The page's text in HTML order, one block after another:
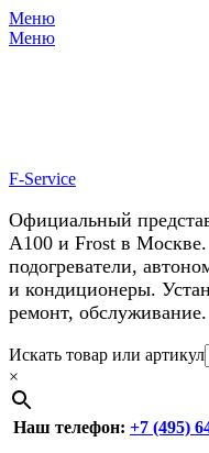
Меню
Меню
F-Service
Официальный
А100 и Frost в
подогреватели,
и кондиционеры.
ремонт,
Header
Right
Menu
Перейти
к
содержимому
Искать товар или артикул
×
Наш телефон: +7 (495)
У нас